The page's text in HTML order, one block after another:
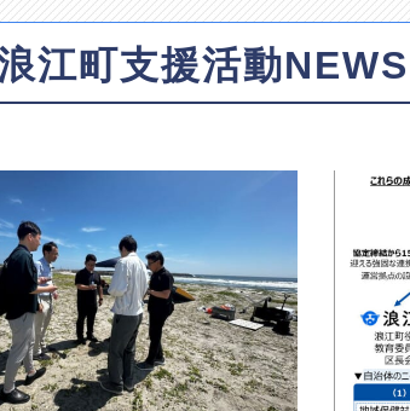
江町支援活動NEWS